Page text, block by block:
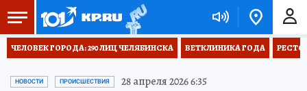
ЧЕЛОВЕК ГОРОДА: 290 ЛИЦ ЧЕЛЯБИНСКА ВЕТКЛИНИКА ГОДА
НОВОСТИ ПРОИСШЕСТВИЯ 28 апреля 2026 6:35